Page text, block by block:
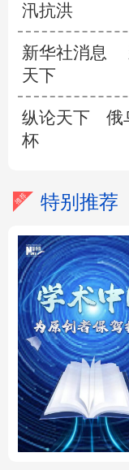
汛抗洪
新华社消息
天下
纵论天下 俄
杯
特别推荐